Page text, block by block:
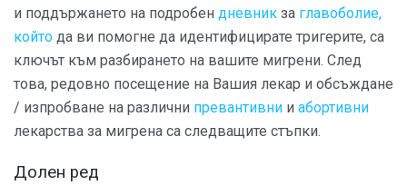
и поддържането на подробен дневник за главоболие,
който да ви помогне да идентифицирате тригерите, са
ключът към разбирането на вашите мигрени. След
това, редовно посещение на Вашия лекар и обсъждане
/ изпробване на различни превантивни и абортивни
лекарства за мигрена са следващите стъпки.
Долен ред